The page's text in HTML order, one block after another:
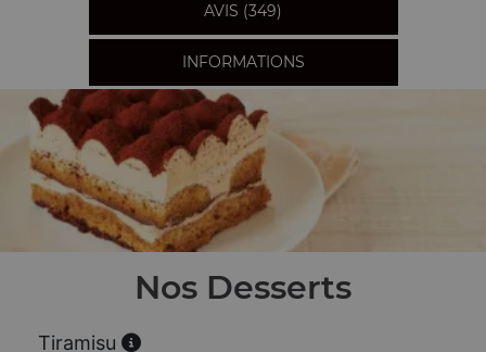
AVIS (349)
INFORMATIONS
Nos Desserts
Tiramisu